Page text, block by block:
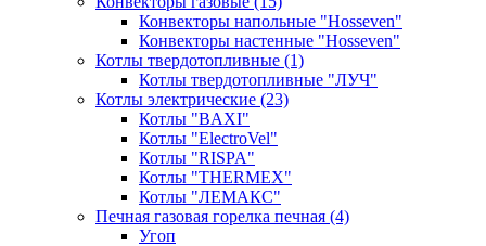
Конвекторы напольные "Hosseven"
Конвекторы настенные "Hosseven"
Котлы твердотопливные (1)
Котлы твердотопливные "ЛУЧ"
Котлы электрические (23)
Котлы "BAXI"
Котлы "ElectroVel"
Котлы "RISPA"
Котлы "THERMEX"
Котлы "ЛЕМАКС"
Печная газовая горелка печная (4)
Угоп